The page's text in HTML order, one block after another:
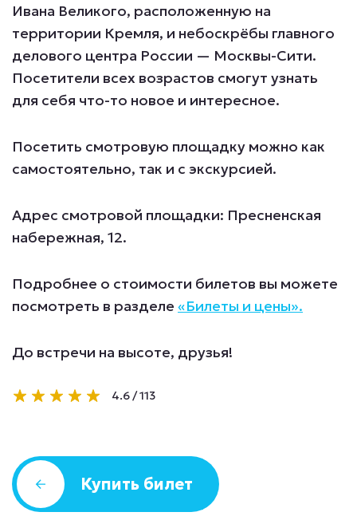
Ивана Великого, расположенную на
территории Кремля, и небоскрёбы главного
делового центра России — Москвы-Сити.
Посетители всех возрастов смогут узнать
для себя что-то новое и интересное.
Посетить смотровую площадку можно как
самостоятельно, так и с экскурсией.
Адрес смотровой площадки: Пресненская
набережная, 12.
Подробнее о стоимости билетов вы можете
посмотреть в разделе «Билеты и цены».
До встречи на высоте, друзья!
4.6/113
Купить билет